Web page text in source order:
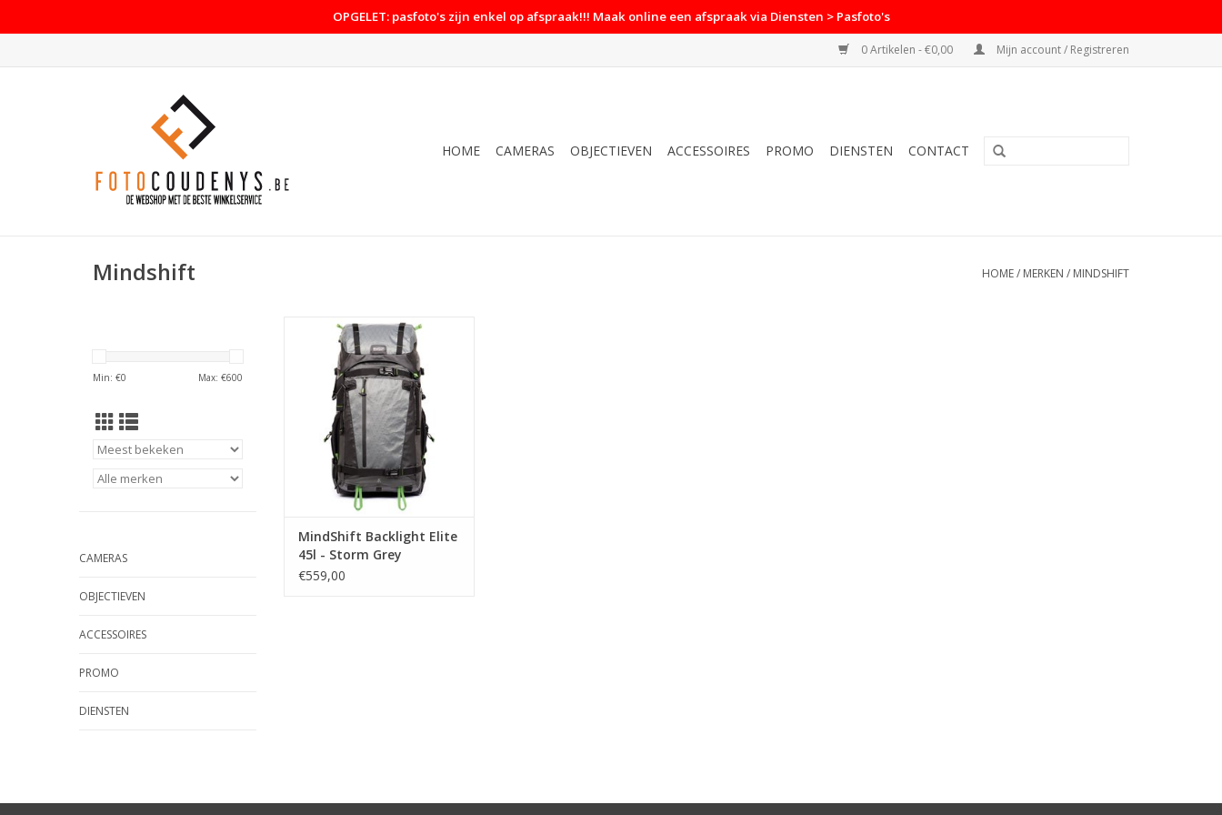
OPGELET: pasfoto's zijn enkel op afspraak!!! Maak online een afspraak via Diensten > Pasfoto's
0 Artikelen - €0,00 Mijn account / Registreren
HOME CAMERAS OBJECTIEVEN ACCESSOIRES PROMO DIENSTEN CONTACT
Mindshift HOME/ MERKEN / MINDSHIFT
Min: €0 Max: €600
CAMERAS
OBJECTIEVEN
ACCESSOIRES
PROMO
DIENSTEN
MindShift Backlight Elite 45l -
Storm Grey
TOEVOEGEN AAN WINKELWAGEN
MindShift Backlight Elite
45l - Storm Grey
€559,00